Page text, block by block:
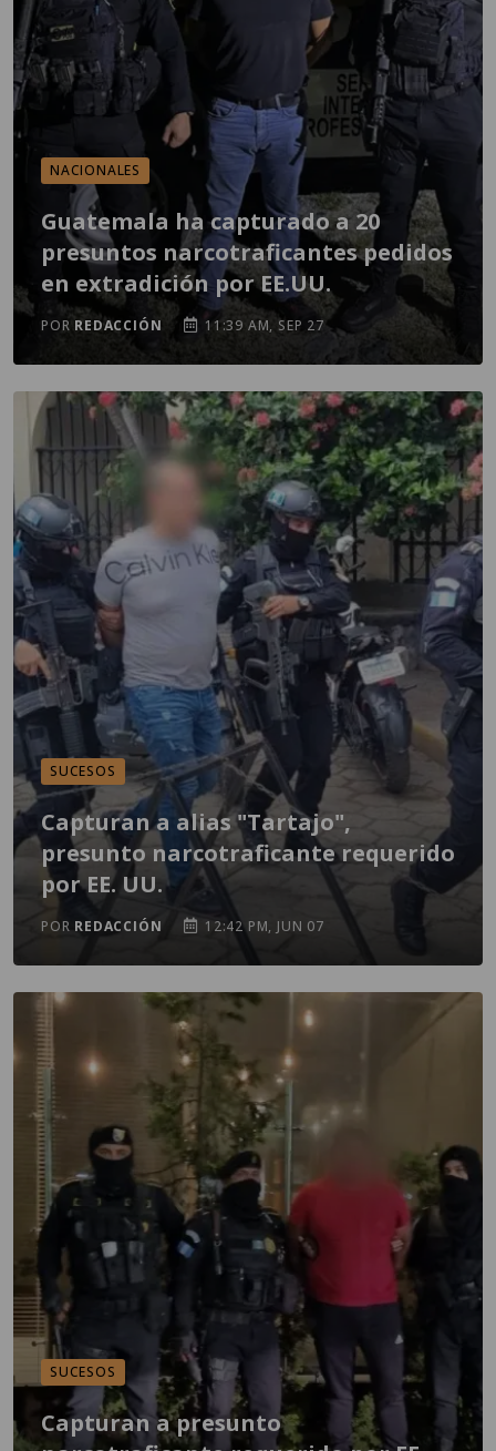
NACIONALES
Guatemala ha capturado a 20
presuntos narcotraficantes pedidos
en extradición por EE.UU.
POR REDACCIÓN 11:39 AM, SEP 27
SUCESOS
Capturan a alias "Tartajo",
presunto narcotraficante requerido
por EE. UU.
POR REDACCIÓN 12:42 PM, JUN 07
SUCESOS
Capturan a presunto